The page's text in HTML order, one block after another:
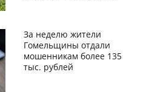
За неделю жители
Гомельщины отдали
мошенникам более 135
тыс. рублей